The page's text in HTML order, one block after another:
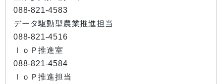
088-821-4583
データ駆動型農業推進担当
088-821-4516
ＩｏＰ推進室
088-821-4584
ＩｏＰ推進担当